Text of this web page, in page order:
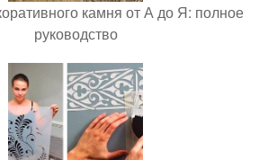
камня от А до Я: полное
руководство